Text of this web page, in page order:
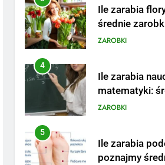
Ile zarabia
średnie
sposoby na
ZAROBKI
4
Ile zarabia
matematyki:
zarobki,
ZAROBKI
5
Ile zarabia
poznajmy